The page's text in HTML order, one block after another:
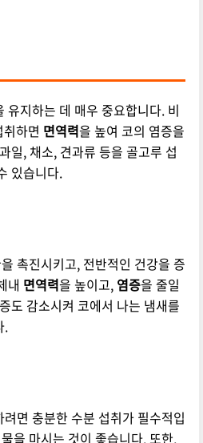
유지하는 데 매우 중요합니다. 비
하면 면역력을 높여 코의 염증을
일, 채소, 견과류 등을 골고루 섭
있습니다.
촉진시키고, 전반적인 건강을 증
내 면역력을 높이고, 염증을 줄일
도 감소시켜 코에서 나는 냄새를
.
면 충분한 수분 섭취가 필수적입
을 마시는 것이 좋습니다. 또한,